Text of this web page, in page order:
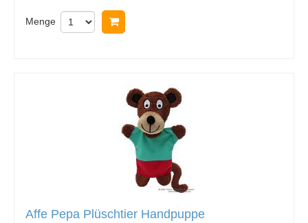
Menge
Affe Pepa Plüschtier Handpuppe